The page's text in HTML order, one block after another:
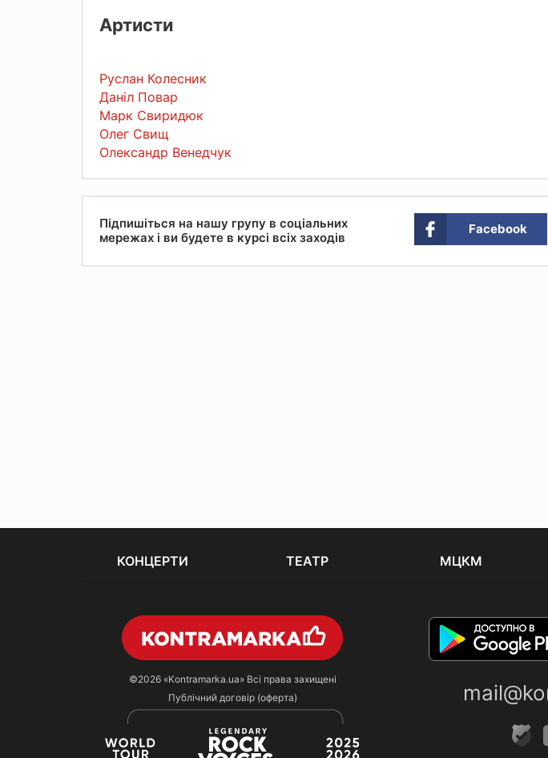
Артисти
Руслан Колесник
Даніл Повар
Марк Свиридюк
Олег Свищ
Олександр Венедчук
Підпишіться на нашу групу в соціальних
мережах і ви будете в курсі всіх заходів
Facebook
КОНЦЕРТИ ТЕАТР МЦКМ
©2026 «Kontramarka.ua»Всі права захищені
Публічний договір (оферта)